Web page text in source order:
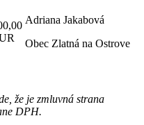
Adriana Jakabová
Obec Zlatná na Ostrove
že je zmluvná strana
DPH.